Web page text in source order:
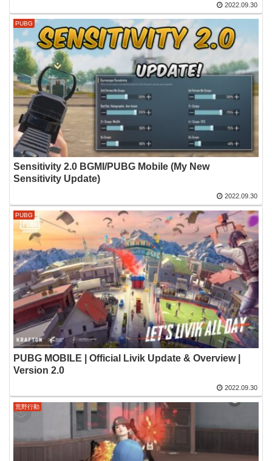
2022.09.30
PUBG
Sensitivity 2.0 BGMI/PUBG Mobile (My New
Sensitivity Update)
2022.09.30
PUBG
PUBG MOBILE | Official Livik Update & Overview |
Version 2.0
2022.09.30
荒野行動